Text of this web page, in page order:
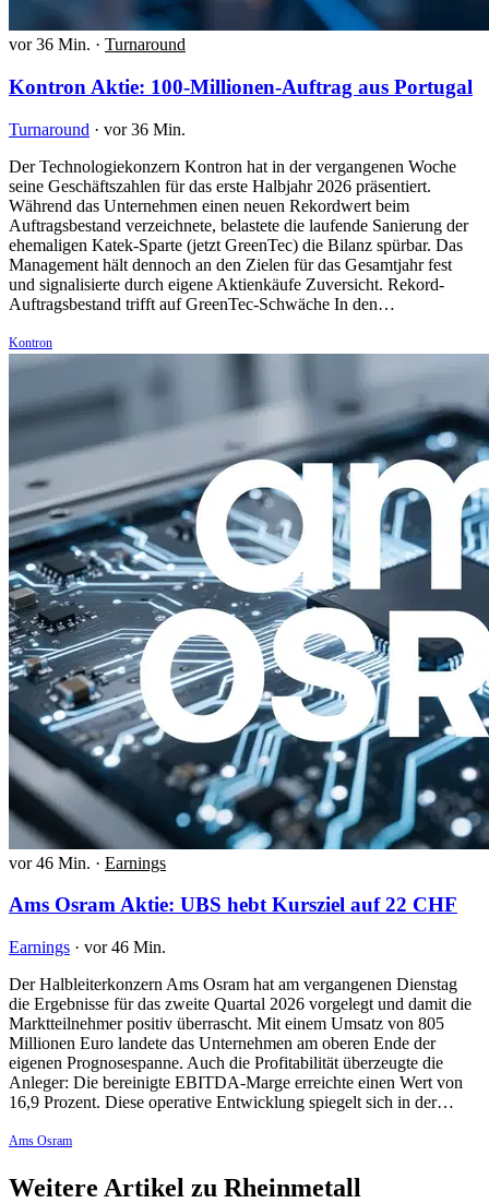
vor 36 Min. · Turnaround
Kontron Aktie: 100-Millionen-Auftrag aus Portugal
Turnaround · vor 36 Min.
Der Technologiekonzern Kontron hat in der vergangenen Woche
seine Geschäftszahlen für das erste Halbjahr 2026 präsentiert.
Während das Unternehmen einen neuen Rekordwert beim
Auftragsbestand verzeichnete, belastete die laufende Sanierung der
ehemaligen Katek-Sparte (jetzt GreenTec) die Bilanz spürbar. Das
Management hält dennoch an den Zielen für das Gesamtjahr fest
und signalisierte durch eigene Aktienkäufe Zuversicht. Rekord-
Auftragsbestand trifft auf GreenTec-Schwäche In den…
Kontron
vor 46 Min. · Earnings
Ams Osram Aktie: UBS hebt Kursziel auf 22 CHF
Earnings · vor 46 Min.
Der Halbleiterkonzern Ams Osram hat am vergangenen Dienstag
die Ergebnisse für das zweite Quartal 2026 vorgelegt und damit die
Marktteilnehmer positiv überrascht. Mit einem Umsatz von 805
Millionen Euro landete das Unternehmen am oberen Ende der
eigenen Prognosespanne. Auch die Profitabilität überzeugte die
Anleger: Die bereinigte EBITDA-Marge erreichte einen Wert von
16,9 Prozent. Diese operative Entwicklung spiegelt sich in der…
Ams Osram
Weitere Artikel zu Rheinmetall